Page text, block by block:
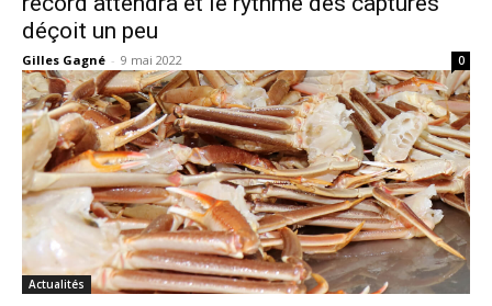
déçoit un peu
Gilles Gagné - 9 mai 2022 0
Actualités